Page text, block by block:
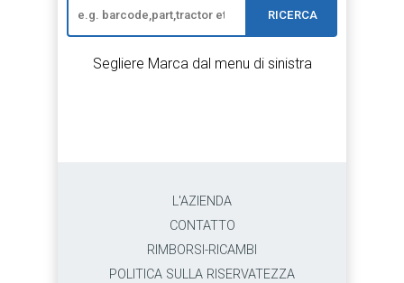
RICERCA
Segliere Marca dal menu di sinistra
L'AZIENDA
CONTATTO
RIMBORSI-RICAMBI
POLITICA SULLA RISERVATEZZA